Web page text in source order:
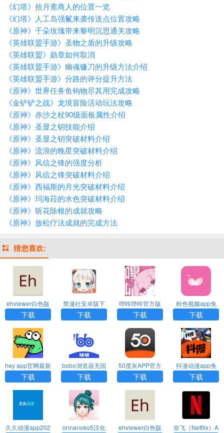
《幻塔》拾月斋商人的位置一览
《幻塔》人工岛强鬣来袭传送点位置攻略
《原神》千朵玫瑰带来黎明沉思通关攻略
《英雄联盟手游》圣物之盾的升级攻略
《英雄联盟》勋章如何取消
《英雄联盟手游》幽魂镰刀的升级方法介绍
《英雄联盟手游》分路的评分提升方法
《原神》世界任务鱼钩物尽其用完成攻略
《金铲铲之战》龙境冒险活动玩法攻略
《原神》赤沙之杖90级面板属性介绍
《原神》圣显之钥技能介绍
《原神》圣显之钥突破材料介绍
《原神》流浪的晚星突破材料介绍
《原神》风信之锋的强度分析
《原神》风信之锋突破材料介绍
《原神》西福斯的月光突破材料介绍
《原神》玛海菈的水色突破材料介绍
《原神》斩花除根的成就攻略
《原神》放松疗法成就的完成方法
猜您喜欢:
ehviewer白色版
下载官网中文版
下载
禁漫社安卓版下
载2025最新版
下载
哔咔哔咔官方版
下载安卓版
下载
粉色视频app免
费下载无病毒
下载
hey app官网最新
版下载
下载
bobo浏览器无国
界全球通下载(啵
啵浏览器)
下载
50度灰APP官方
下载
下载
抖漫动漫app免
费下载最新版
下载
久久动漫app202 onnanoko5汉化 ehviewer白色版 奈飞（Netflix）A